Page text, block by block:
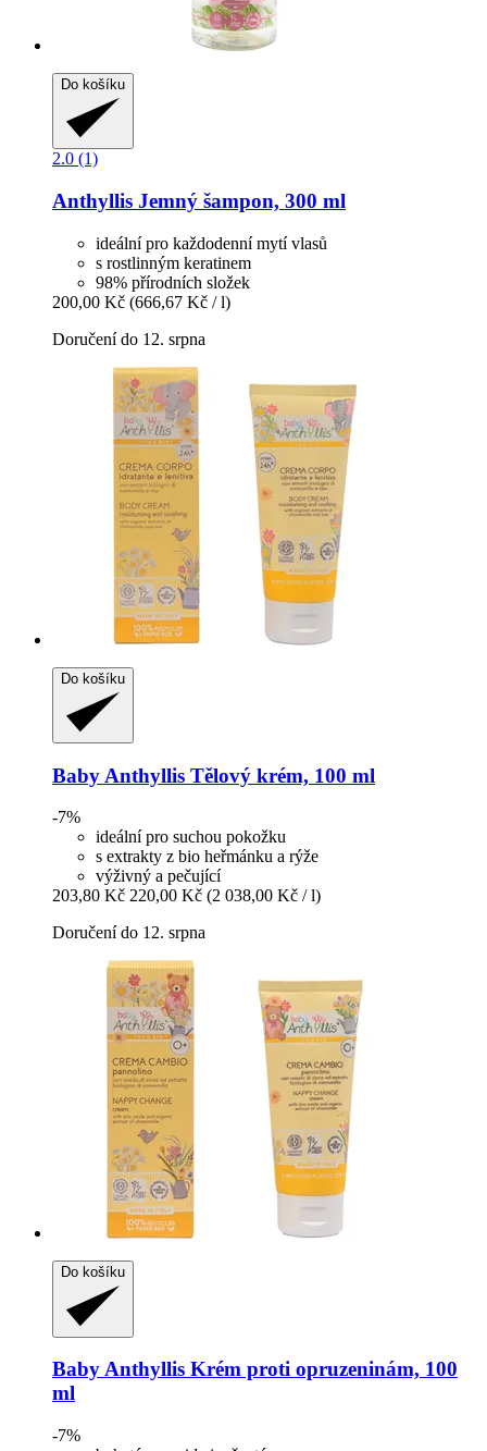
Do košíku
2.0 (1)
Anthyllis Jemný šampon, 300 ml
ideální pro každodenní mytí vlasů
s rostlinným keratinem
98% přírodních složek
200,00 Kč (666,67 Kč / l)
Doručení do 12. srpna
Do košíku
Baby Anthyllis Tělový krém, 100 ml
-7%
ideální pro suchou pokožku
s extrakty z bio heřmánku a rýže
výživný a pečující
203,80 Kč 220,00 Kč (2 038,00 Kč / l)
Doručení do 12. srpna
Do košíku
Baby Anthyllis Krém proti opruzeninám, 100
ml
-7%